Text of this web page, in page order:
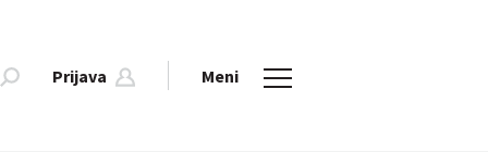
Prijava Meni